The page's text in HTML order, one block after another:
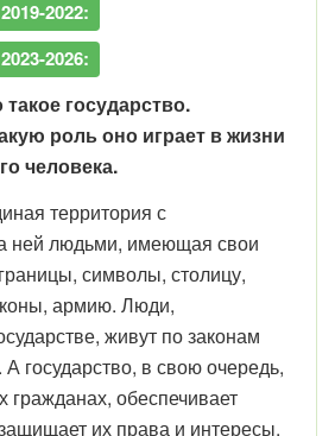
2022:
2026:
государство.
роль оно играет в жизни
человека.
территория с
ней людьми, имеющая свои
символы, столицу,
армию. Люди,
живут по законам
А государство, в свою очередь,
гражданах, обеспечивает
их права и интересы.